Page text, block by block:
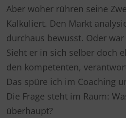
Aber woher rühren seine
Kalkuliert. Den Markt
durchaus bewusst. Oder
Sieht er in sich selber doch
den kompetenten,
Das spüre ich im Coaching
Die Frage steht im Raum:
überhaupt?